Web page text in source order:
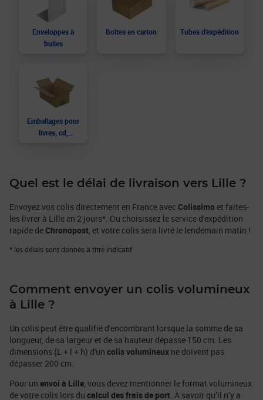
Enveloppes à
bulles
Boîtes en carton Tubes d’expédition
Emballages pour
livres, cd,
Quel est le délai de livraison vers Lille ?
Envoyez vos colis directement en France avec Colissimo et faites-
les livrer à Lille en 2 jours*. Ou choisissez le service d'expédition
rapide de Chronopost , et votre colis sera livré le lendemain matin !
* les délais sont donnés à titre indicatif
Comment envoyer un colis volumineux
à Lille ?
Un colis peut être qualifié d'encombrant lorsque la somme de sa
longueur, de sa largeur et de sa hauteur dépasse 150 cm. Les
dimensions (L + l + h) d'un colis volumineux ne doivent pas
dépasser 200 cm.
Pour un envoi à Lille, vous devez mentionner le format volumineux
de votre colis lors du calcul des frais de port. À savoir qu’il n’y a